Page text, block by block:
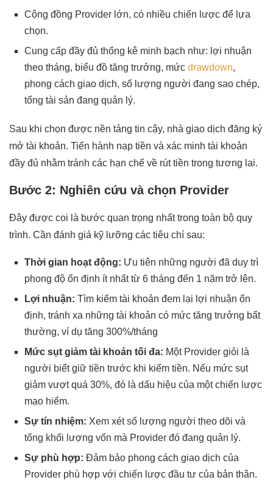
Cộng đồng Provider lớn, có nhiều chiến lược để lựa
chọn.
Cung cấp đầy đủ thống kê minh bạch như: lợi nhuận
theo tháng, biểu đồ tăng trưởng, mức drawdown,
phong cách giao dịch, số lượng người đang sao chép,
tổng tài sản đang quản lý.
Sau khi chọn được nền tảng tin cậy, nhà giao dịch đăng ký
mở tài khoản. Tiến hành nạp tiền và xác minh tài khoản
đầy đủ nhằm tránh các hạn chế về rút tiền trong tương lai.
Bước 2: Nghiên cứu và chọn Provider
Đây được coi là bước quan trọng nhất trong toàn bộ quy
trình. Cần đánh giá kỹ lưỡng các tiêu chí sau:
Thời gian hoạt động: Ưu tiên những người đã duy trì
phong độ ổn định ít nhất từ 6 tháng đến 1 năm trở lên.
Lợi nhuận: Tìm kiếm tài khoản đem lại lợi nhuận ổn
định, tránh xa những tài khoản có mức tăng trưởng bất
thường, ví dụ tăng 300%/tháng
Mức sụt giảm tài khoản tối đa: Một Provider giỏi là
người biết giữ tiền trước khi kiếm tiền. Nếu mức sụt
giảm vượt quá 30%, đó là dấu hiệu của một chiến lược
mạo hiểm.
Sự tín nhiệm: Xem xét số lượng người theo dõi và
tổng khối lượng vốn mà Provider đó đang quản lý.
Sự phù hợp: Đảm bảo phong cách giao dịch của
Provider phù hợp với chiến lược đầu tư của bản thân.